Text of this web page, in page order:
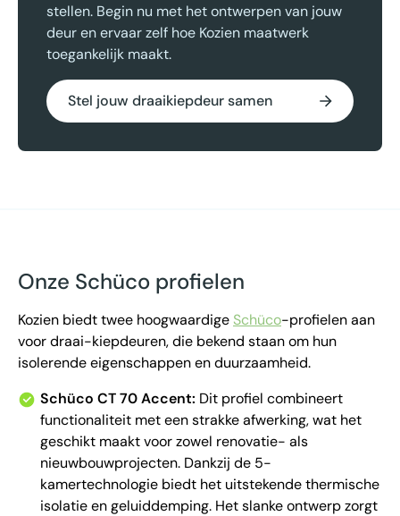
stellen. Begin nu met het ontwerpen van jouw
deur en ervaar zelf hoe Kozien maatwerk
toegankelijk maakt.
Stel jouw draaikiepdeur samen
Onze Schüco profielen
Kozien biedt twee hoogwaardige Schüco-profielen aan
voor draai-kiepdeuren, die bekend staan om hun
isolerende eigenschappen en duurzaamheid.
Schüco CT 70 Accent: Dit profiel combineert
functionaliteit met een strakke afwerking, wat het
geschikt maakt voor zowel renovatie- als
nieuwbouwprojecten. Dankzij de 5-
kamertechnologie biedt het uitstekende thermische
isolatie en geluiddemping. Het slanke ontwerp zorgt